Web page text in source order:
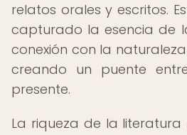
relatos orales y escritos.
capturado la esencia de
conexión con la
creando un puente
presente.
La riqueza de la